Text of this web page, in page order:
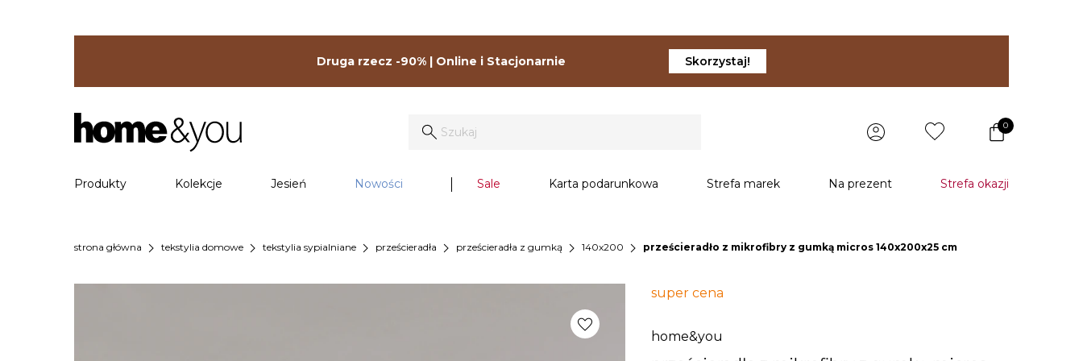
Druga rzecz -90% | Online i Stacjonarnie Skorzystaj!
0
Produkty Kolekcje Jesień Nowości Sale Karta podarunkowa Strefa marek Na prezent Strefa okazji
strona główna chevron_right tekstylia domowe chevron_right tekstylia sypialniane chevron_right prześcieradła chevron_right prześcieradła z gumką chevron_right 140x200 chevron_right prześcieradło z mikrofibry z gumką micros 140x200x25 cm
super cena
home&you
favorite